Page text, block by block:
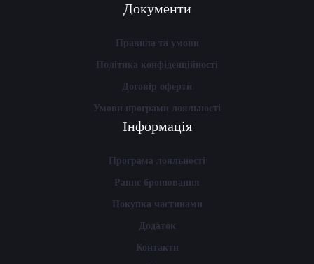
Документи
Правила та умови
Політика конфіденційності
Договір оферти
Умови програми лояльності
Інформація
Програма лояльності
Раннє бронювання
Покупка частинами
Додаток
Контакти